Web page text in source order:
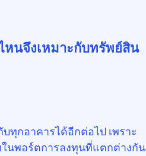
หนจึงเหมาะกับทรัพย์สิน
กอาคารได้อีกต่อไป เพราะ
นพอร์ตการลงทุนที่แตกต่างกัน